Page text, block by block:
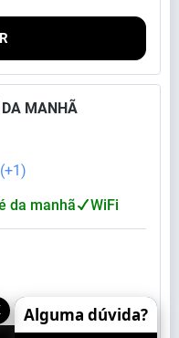
DA MANHÃ
(+1)
da manhã WiFi
Alguma dúvida?